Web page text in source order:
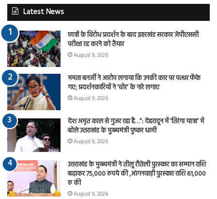
Latest News
छात्रों के विरोध प्रदर्शन के बाद झारखंड सरकार जेपीएससी
परीक्षा रद्द करने को तैयार
August 9, 2026
ममता बनर्जी ने आरोप लगाया कि उनकी कार पर पत्थर फेंके
गए; प्रदर्शनकारियों ने ‘चोर’ के नारे लगाए
August 9, 2026
देश अमृत काल से गुजर रहा है…”: देहरादून में ‘तिरंगा यात्रा’ में
बोले उत्तराखंड के मुख्यमंत्री पुष्कर धामी
August 9, 2026
उत्तराखंड के मुख्यमंत्री ने तीलू रौतेली पुरस्कार का सम्मान राशि
बढ़ाकर 75,000 रुपये की ,आंगनवाड़ी पुरस्कार राशि 61,000
रु की
August 9, 2026